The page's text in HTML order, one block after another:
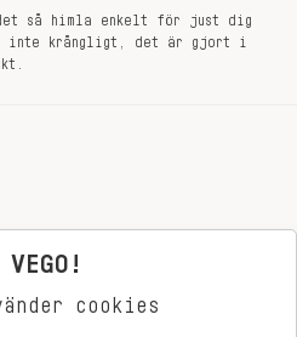
det så himla enkelt för just dig
inte krångligt, det är gjort i
cookies